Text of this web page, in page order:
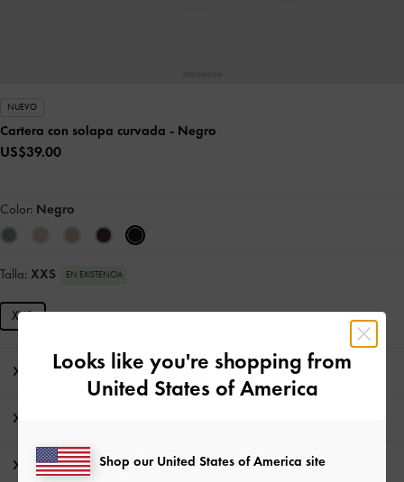
NUEVO
Cartera con solapa curvada - Negro
US$39.00
Color: Negro
Talla: XXS EN EXISTENCIA
XXS
Nota del editor
Promociones
Looks like you're shopping from
United States of America
Shop our United States of America site